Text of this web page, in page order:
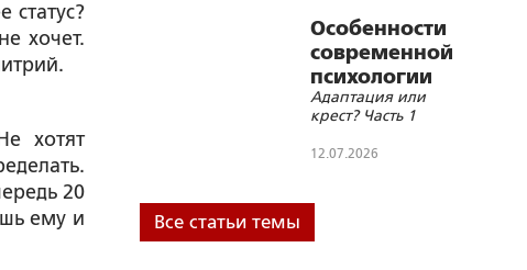
хочет.
хотят
20
ему и
Особенности
современной
психологии
Адаптация или
крест? Часть 1
12.07.2026
Все статьи темы